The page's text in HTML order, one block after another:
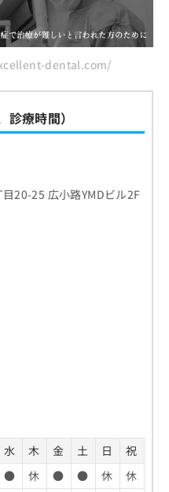
dental.com/
療時間）
20-25 広小路YMDビル2F
水 木 金 土 日
祝
● 休 ● ● 休
休